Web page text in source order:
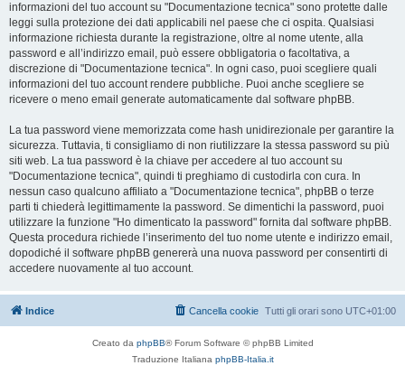
informazioni del tuo account su "Documentazione tecnica" sono protette dalle
leggi sulla protezione dei dati applicabili nel paese che ci ospita. Qualsiasi
informazione richiesta durante la registrazione, oltre al nome utente, alla
password e all’indirizzo email, può essere obbligatoria o facoltativa, a
discrezione di "Documentazione tecnica". In ogni caso, puoi scegliere quali
informazioni del tuo account rendere pubbliche. Puoi anche scegliere se
ricevere o meno email generate automaticamente dal software phpBB.
La tua password viene memorizzata come hash unidirezionale per garantire la
sicurezza. Tuttavia, ti consigliamo di non riutilizzare la stessa password su più
siti web. La tua password è la chiave per accedere al tuo account su
"Documentazione tecnica", quindi ti preghiamo di custodirla con cura. In
nessun caso qualcuno affiliato a "Documentazione tecnica", phpBB o terze
parti ti chiederà legittimamente la password. Se dimentichi la password, puoi
utilizzare la funzione "Ho dimenticato la password" fornita dal software phpBB.
Questa procedura richiede l’inserimento del tuo nome utente e indirizzo email,
dopodiché il software phpBB genererà una nuova password per consentirti di
accedere nuovamente al tuo account.
Indice Tutti gli orari sono UTC+01:00
Cancella cookie
Creato da phpBB® Forum Software © phpBB Limited
Traduzione Italiana phpBB-Italia.it